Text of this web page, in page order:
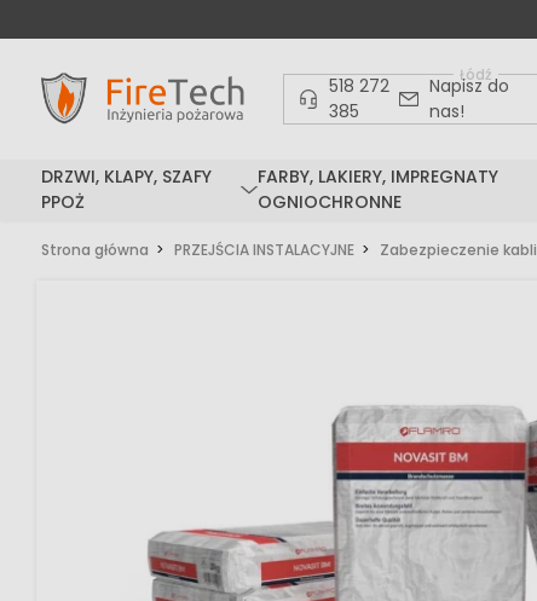
Łódź
518 272
385
Napisz do
nas!
DRZWI, KLAPY, SZAFY
PPOŻ
FARBY, LAKIERY, IMPREGNATY
OGNIOCHRONNE
Strona główna PRZEJŚCIA INSTALACYJNE Zabezpieczenie kabli